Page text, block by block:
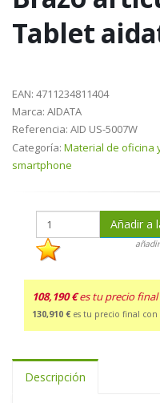
Tablet
EAN: 4711234811404
Marca: AIDATA
Referencia: AID US-5007W
Categoría: Material de oficina
smartphone
Añadir a
108,190 € es tu precio final
130,910 € es tu precio final con
Descripción